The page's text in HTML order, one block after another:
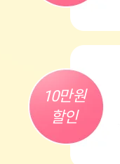
10만원
할인